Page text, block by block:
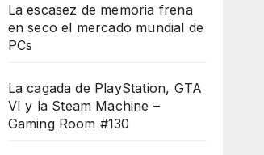
La escasez de memoria frena
en seco el mercado mundial de
PCs
La cagada de PlayStation, GTA
VI y la Steam Machine –
Gaming Room #130